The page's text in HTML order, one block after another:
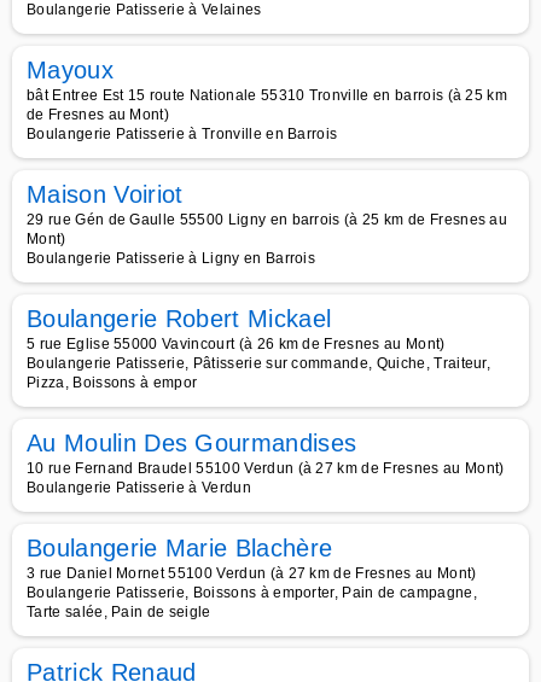
Boulangerie Patisserie à Velaines
Mayoux
bât Entree Est 15 route Nationale 55310 Tronville en barrois (à 25 km
de Fresnes au Mont)
Boulangerie Patisserie à Tronville en Barrois
Maison Voiriot
29 rue Gén de Gaulle 55500 Ligny en barrois (à 25 km de Fresnes au
Mont)
Boulangerie Patisserie à Ligny en Barrois
Boulangerie Robert Mickael
5 rue Eglise 55000 Vavincourt (à 26 km de Fresnes au Mont)
Boulangerie Patisserie, Pâtisserie sur commande, Quiche, Traiteur,
Pizza, Boissons à empor
Au Moulin Des Gourmandises
10 rue Fernand Braudel 55100 Verdun (à 27 km de Fresnes au Mont)
Boulangerie Patisserie à Verdun
Boulangerie Marie Blachère
3 rue Daniel Mornet 55100 Verdun (à 27 km de Fresnes au Mont)
Boulangerie Patisserie, Boissons à emporter, Pain de campagne,
Tarte salée, Pain de seigle
Patrick Renaud